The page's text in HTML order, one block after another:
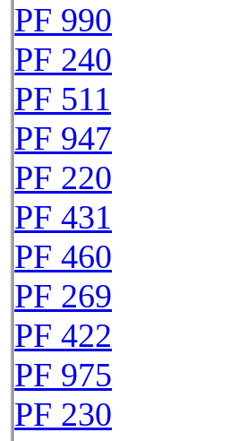
PF 990
PF 240
PF 511
PF 947
PF 220
PF 431
PF 460
PF 269
PF 422
PF 975
PF 230